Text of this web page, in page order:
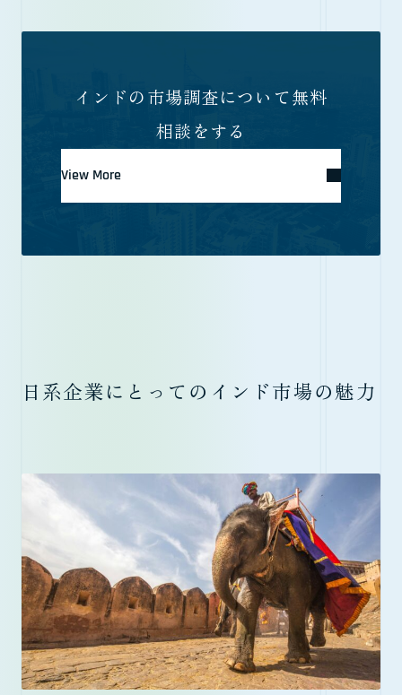
インドの市場調査について無料
相談をする
View More
日系企業にとってのインド市場の魅力